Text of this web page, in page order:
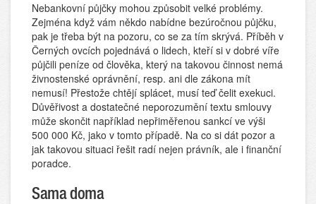
Nebankovní půjčky mohou způsobit velké problémy.
Zejména když vám někdo nabídne bezúročnou půjčku,
pak je třeba být na pozoru, co se za tím skrývá. Příběh v
Černých ovcích pojednává o lidech, kteří si v dobré víře
půjčili peníze od člověka, který na takovou činnost nemá
živnostenské oprávnění, resp. ani dle zákona mít
nemusí! Přestože chtějí splácet, musí teď čelit exekuci.
Důvěřivost a dostatečné neporozumění textu smlouvy
může skončit například nepřiměřenou sankcí ve výši
500 000 Kč, jako v tomto případě. Na co si dát pozor a
jak takovou situaci řešit radí nejen právník, ale i finanční
poradce.
Sama doma